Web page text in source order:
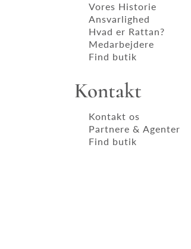
Vores Historie
Ansvarlighed
Hvad er Rattan?
Medarbejdere
Find butik
Kontakt
Kontakt os
Partnere & Agenter
Find butik